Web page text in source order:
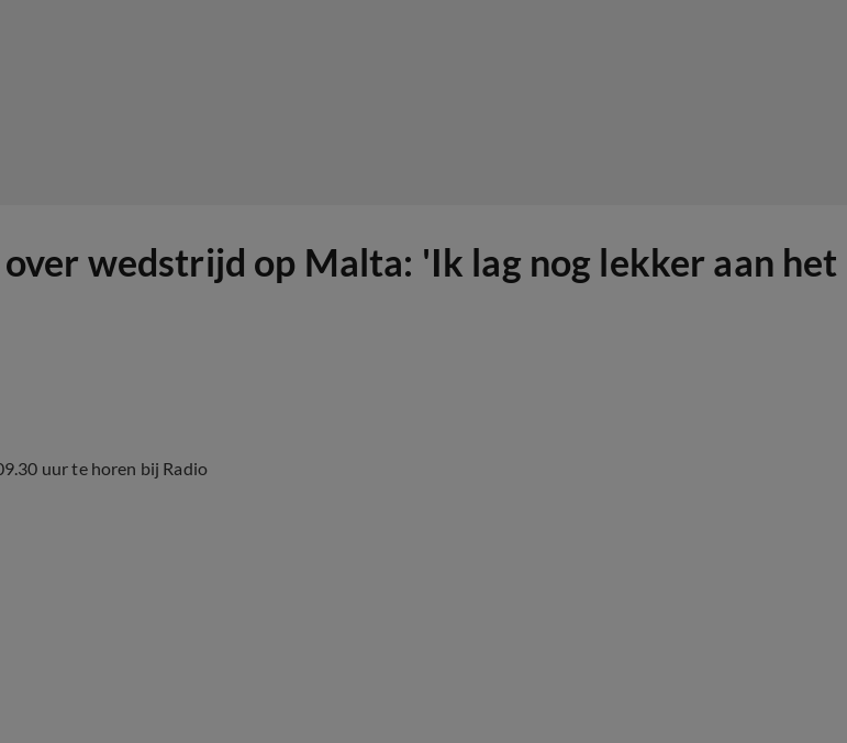
wedstrijd op Malta: 'Ik lag nog lekker aan het
uur te horen bij Radio